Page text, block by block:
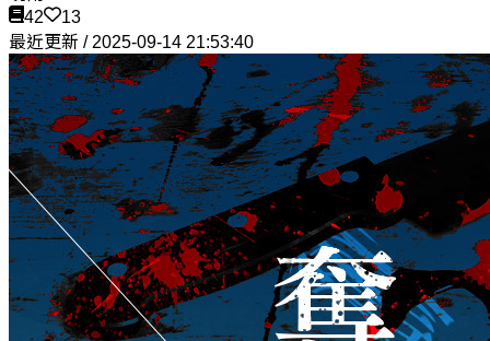
42
13
最近更新 / 2025-09-14 21:53:40